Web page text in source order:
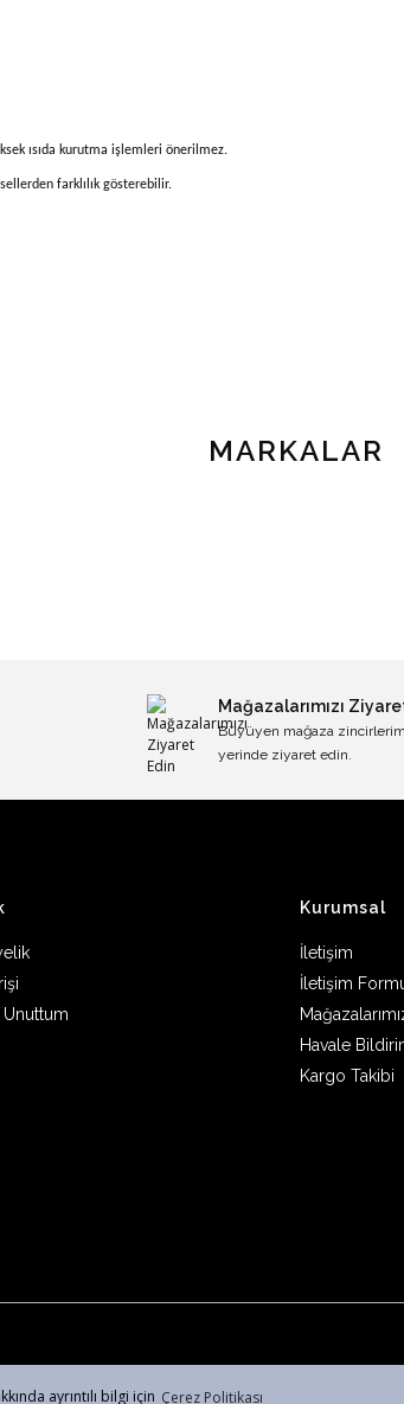
ayrıntılı bilgi için Çerez Politikası
ısıda kurutma işlemleri önerilmez.
farklılık gösterebilir.
MARKALAR
Mağazalarımızı
Büyüyen mağaza
yerinde ziyaret edin.
Kurumsal
İletişim
İletişim
Havale
Kargo Takibi